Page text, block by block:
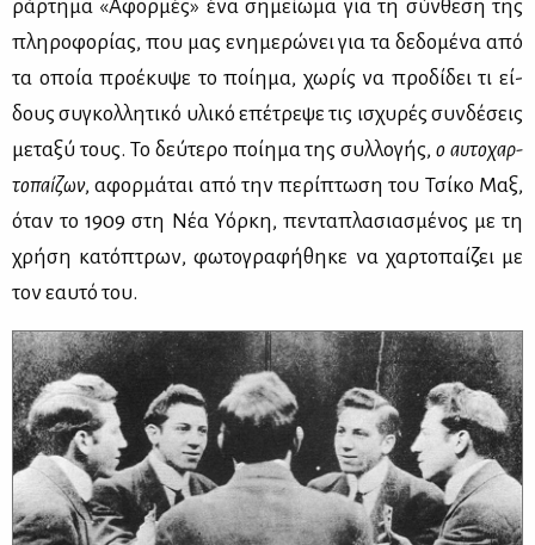
ράρ­τη­μα «Αφορ­μές» ένα ση­μεί­ω­μα για τη σύν­θε­ση της
πλη­ρο­φο­ρί­ας, που μας ενη­με­ρώ­νει για τα δε­δο­μέ­να από
τα οποία προ­έ­κυ­ψε το ποί­η­μα, χω­ρίς να προ­δί­δει τι εί­
δους συ­γκολ­λη­τι­κό υλι­κό επέ­τρε­ψε τις ισχυ­ρές συν­δέ­σεις
με­τα­ξύ τους. Το δεύ­τε­ρο ποί­η­μα της συλ­λο­γής,ο αυ­το­χαρ­
το­παί­ζων, αφορ­μά­ται από την πε­ρί­πτω­ση του Τσί­κο Μαξ,
όταν το 1909 στη Νέα Υόρ­κη, πε­ντα­πλα­σια­σμέ­νος με τη
χρή­ση κα­τό­πτρων, φω­το­γρα­φή­θη­κε να χαρ­το­παί­ζει με
τον εαυ­τό του.